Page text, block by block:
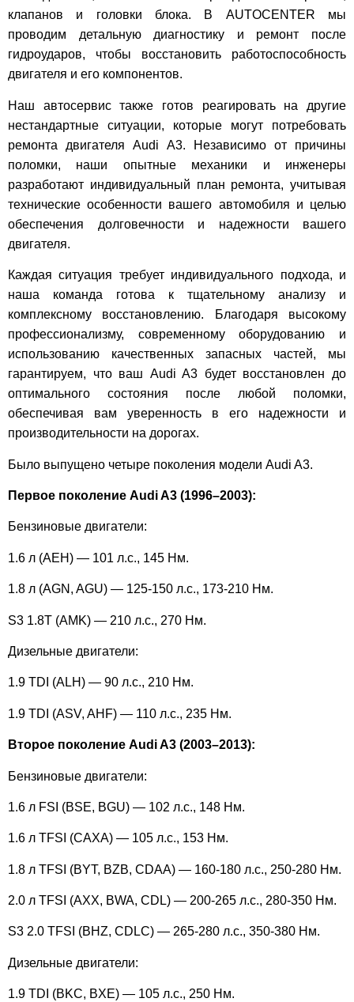
клапанов и головки блока. В AUTOCENTER мы
проводим детальную диагностику и ремонт после
гидроударов, чтобы восстановить работоспособность
двигателя и его компонентов.
Наш автосервис также готов реагировать на другие
нестандартные ситуации, которые могут потребовать
ремонта двигателя Audi A3. Независимо от причины
поломки, наши опытные механики и инженеры
разработают индивидуальный план ремонта, учитывая
технические особенности вашего автомобиля и целью
обеспечения долговечности и надежности вашего
двигателя.
Каждая ситуация требует индивидуального подхода, и
наша команда готова к тщательному анализу и
комплексному восстановлению. Благодаря высокому
профессионализму, современному оборудованию и
использованию качественных запасных частей, мы
гарантируем, что ваш Audi A3 будет восстановлен до
оптимального состояния после любой поломки,
обеспечивая вам уверенность в его надежности и
производительности на дорогах.
Было выпущено четыре поколения модели Audi A3.
Первое поколение Audi A3 (1996–2003):
Бензиновые двигатели:
1.6 л (AEH) — 101 л.с., 145 Нм.
1.8 л (AGN, AGU) — 125-150 л.с., 173-210 Нм.
S3 1.8T (AMK) — 210 л.с., 270 Нм.
Дизельные двигатели:
1.9 TDI (ALH) — 90 л.с., 210 Нм.
1.9 TDI (ASV, AHF) — 110 л.с., 235 Нм.
Второе поколение Audi A3 (2003–2013):
Бензиновые двигатели:
1.6 л FSI (BSE, BGU) — 102 л.с., 148 Нм.
1.6 л TFSI (CAXA) — 105 л.с., 153 Нм.
1.8 л TFSI (BYT, BZB, CDAA) — 160-180 л.с., 250-280 Нм.
2.0 л TFSI (AXX, BWA, CDL) — 200-265 л.с., 280-350 Нм.
S3 2.0 TFSI (BHZ, CDLC) — 265-280 л.с., 350-380 Нм.
Дизельные двигатели:
1.9 TDI (BKC, BXE) — 105 л.с., 250 Нм.